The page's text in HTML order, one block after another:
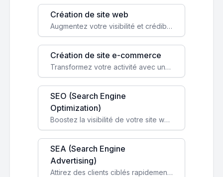
Création de site web
Augmentez votre visibilité et crédibilité en ligne avec un site web performant, conçu pour attirer plus de clients.
Création de site e-commerce
Transformez votre activité avec une boutique en ligne, accessible à l'échelle mondiale 24/7.
SEO (Search Engine
Optimization)
Boostez la visibilité de votre site web sur Google et attirez du trafic qualifié grâce à nos stratégies SEO.
SEA (Search Engine
Advertising)
Attirez des clients ciblés rapidement avec des campagnes publicitaires payantes optimisées pour vos objectifs.